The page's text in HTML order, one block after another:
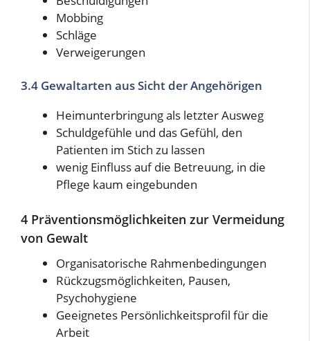
Mobbing
Schläge
Verweigerungen
3.4 Gewaltarten aus Sicht der Angehörigen
Heimunterbringung als letzter Ausweg
Schuldgefühle und das Gefühl, den
Patienten im Stich zu lassen
wenig Einfluss auf die Betreuung, in die
Pflege kaum eingebunden
4 Präventionsmöglichkeiten zur Vermeidung
von Gewalt
Organisatorische Rahmenbedingungen
Rückzugsmöglichkeiten, Pausen,
Psychohygiene
Geeignetes Persönlichkeitsprofil für die
Arbeit